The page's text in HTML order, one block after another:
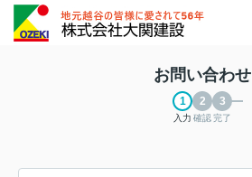
お問い合わせ
入力 確認完了